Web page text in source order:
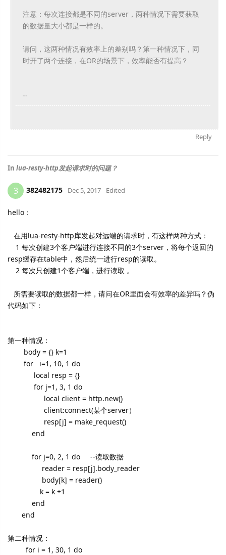
注意：每次连接都是不同的server， 两种情况下需要获取
的数据量大小都是一样的。
请问，这两种情况有效率上的差别吗？第一种情况下， 同
时开了两个连接，在OR的场景下，效率能否有提高？
--
Reply
In lua-resty-http发起请求时的问题？
3 382482175 Dec 5, 2017 Edited
hello：
在用lua-resty-http库发起对远端的请求时，有这样两种方式：
1 每次创建3个客户端进行连接不同的3个server，将每个返回的
resp缓存在table中，然后统一进行resp的读取。
2 每次只创建1个客户端，进行读取 。
所需要读取的数据都一样，请问在OR里面会有效率的差异吗？伪
代码如下：
第一种情况：
body = {} k=1
for i=1, 10, 1 do
local resp = {}
for j=1, 3, 1 do
local client = http.new()
client:connect(某个server）
resp[j] = make_request()
end
for j=0, 2, 1 do --读取数据
reader = resp[j].body_reader
body[k] = reader()
k = k +1
end
end
第二种情况：
for i = 1, 30, 1 do